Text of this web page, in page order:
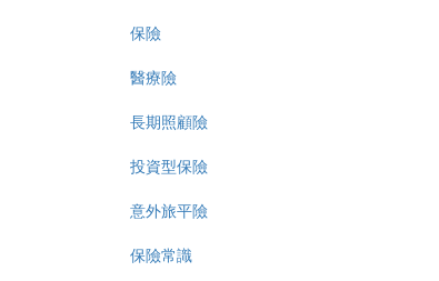
保險
醫療險
長期照顧險
投資型保險
意外旅平險
保險常識